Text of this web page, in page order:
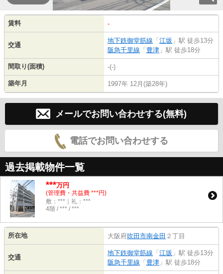
賃料 -
交通
地下鉄御堂筋線 「江坂 」駅 徒歩13分
阪急千里線 「豊津 」駅 徒歩18分
間取り(面積) -(-)
築年月 1997年 12月(築28年)
メールでお問い合わせする(無料)
電話でお問い合わせする
過去掲載物件一覧
***万円
(管理費・共益費 ***円)
敷：***｜礼：***
4階 / *** / ***
所在地 大阪府吹田市南金田 ２丁目
交通
地下鉄御堂筋線 「江坂 」駅 徒歩13分
阪急千里線 「豊津 」駅 徒歩18分